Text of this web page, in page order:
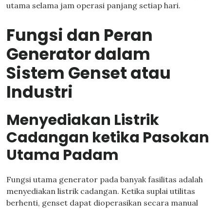
utama selama jam operasi panjang setiap hari.
Fungsi dan Peran
Generator dalam
Sistem Genset atau
Industri
Menyediakan Listrik
Cadangan ketika Pasokan
Utama Padam
Fungsi utama generator pada banyak fasilitas adalah
menyediakan listrik cadangan. Ketika suplai utilitas
berhenti, genset dapat dioperasikan secara manual